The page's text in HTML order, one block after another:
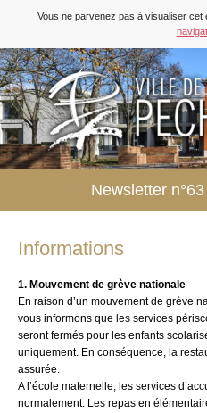
Vous ne parvenez pas à visualiser cet
Newsletter
Informations
1. Mouvement de grève nationale
En raison d’un mouvement de grève
vous informons que les services
seront fermés pour les enfants
uniquement. En conséquence, la
assurée.
A l’école maternelle, les services
normalement. Les repas en